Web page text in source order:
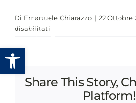
Apri la barra degli strumenti
contenuto
Di Emanuele Chiarazzo | 22 Ottobre
disabilitatisu
DI
DECISIONE,
Share This Story,
Platform!